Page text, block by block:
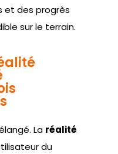
et des progrès
sur le terrain.
La réalité
du